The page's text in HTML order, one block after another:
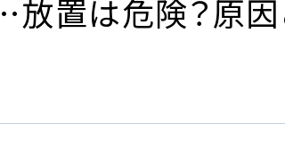
放置は危険？原